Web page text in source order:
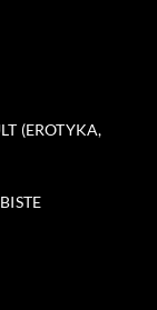
(EROTYKA,